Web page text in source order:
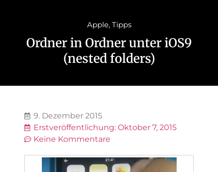
Apple, Tipps
Ordner in Ordner unter iOS9
(nested folders)
9. Dezember 2015
Erstveröffentlichung: Oktober 7, 2015
Keine Kommentare